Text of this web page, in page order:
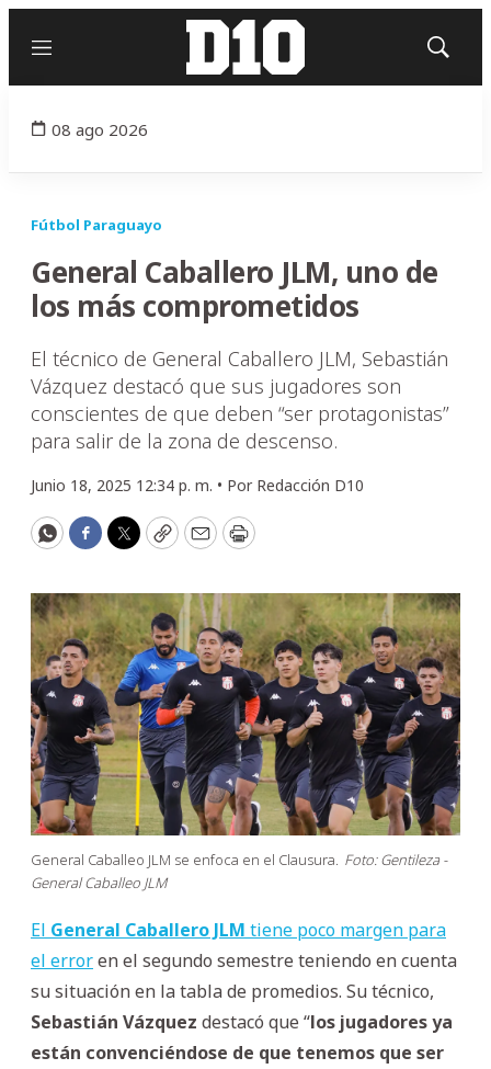
Menú
Mostrar
08 ago 2026
Fútbol Paraguayo
General Caballero JLM, uno de
los más comprometidos
El técnico de General Caballero JLM, Sebastián
Vázquez destacó que sus jugadores son
conscientes de que deben “ser protagonistas”
para salir de la zona de descenso.
Junio 18, 2025 12:34 p. m. • Por Redacción D10
WhatsApp
Facebook
Twitter
CopyEmailPrint
General Caballeo JLM se enfoca en el Clausura. Foto: Gentileza -
General Caballeo JLM
El General Caballero JLM tiene poco margen para
el erroren el segundo semestre teniendo en cuenta
su situación en la tabla de promedios. Su técnico,
Sebastián Vázquez destacó que “los jugadores ya
están convenciéndose de que tenemos que ser